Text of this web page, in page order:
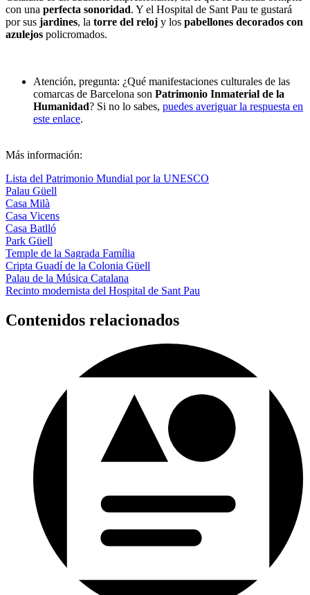
con una perfecta sonoridad. Y el Hospital de Sant Pau te gustará
por sus jardines, la torre del reloj y los pabellones decorados con
azulejos policromados.
Atención, pregunta: ¿Qué manifestaciones culturales de las
comarcas de Barcelona son Patrimonio Inmaterial de la
Humanidad? Si no lo sabes, puedes averiguar la respuesta en
este enlace.
Más información:
Lista del Patrimonio Mundial por la UNESCO
Palau Güell
Casa Milà
Casa Vicens
Casa Batlló
Park Güell
Temple de la Sagrada Família
Cripta Guadí de la Colonia Güell
Palau de la Música Catalana
Recinto modernista del Hospital de Sant Pau
Contenidos relacionados